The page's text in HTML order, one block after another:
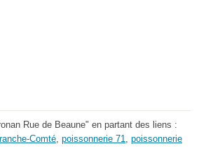
Rue de Beaune" en partant des liens :
Comté, poissonnerie 71, poissonnerie